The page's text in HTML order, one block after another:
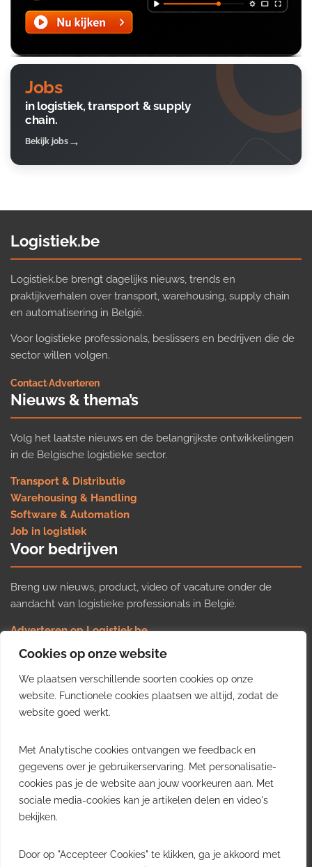
Cookies op onze website
We plaatsen verschillende soorten cookies op onze
website. Functionele cookies plaatsen we altijd, zodat de
website goed werkt.
Met Analytische cookies ontvangen we feedback en
gegevens over je gebruikerservaring. Met personalisatie-
cookies pas je de website aan jouw voorkeuren aan. Met
sociale media-cookies kan je artikelen delen en video's
bekijken.
Door op "Accepteer Cookies" te klikken, ga je akkoord met
Jobs
in logistiek, transport & supply
chain.
Bekijk jobs
Logistiek.be
Logistiek.be brengt dagelijks nieuws, trends en
praktijkverhalen over transport, warehousing, supply chain
en automatisering in België.
Voor logistieke professionals, beslissers en bedrijven die de
sector willen volgen.
Contact·Adverteren
Nieuws & thema’s
Volg het laatste nieuws en de belangrijkste ontwikkelingen
in de Belgische logistieke sector.
Transport & Distributie
Warehousing & Handling
Software & Automation
Job in logistiek
Voor bedrijven
Breng uw nieuws, product, video of vacature onder de
aandacht van logistieke professionals in België.
Adverteren op Logistiek.be
Nieuws insturen
Uw video op Logistiek.TV
Job plaatsen
Gratis wekelijkse update
inzichten uit de Belgische logistieke sector in uw inbox.
Ontvang je gratis
wekelijkse update